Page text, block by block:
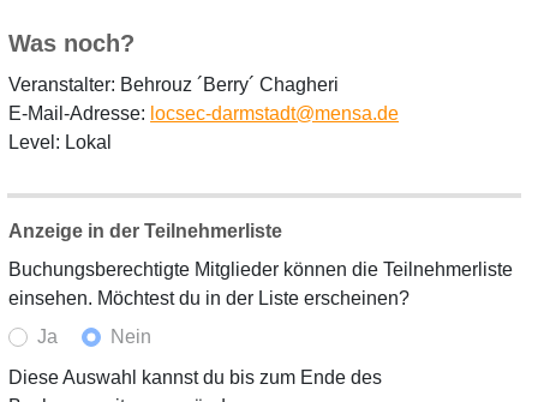
Was noch?
Veranstalter: Behrouz ´Berry´ Chagheri
E-Mail-Adresse: locsec-darmstadt@mensa.de
Level: Lokal
Anzeige in der Teilnehmerliste
Buchungsberechtigte Mitglieder können die Teilnehmerliste
einsehen. Möchtest du in der Liste erscheinen?
Ja
Nein
Diese Auswahl kannst du bis zum Ende des